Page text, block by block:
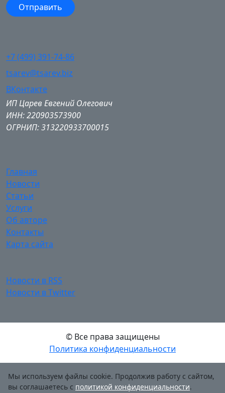
+7 (499) 391-74-86
tsarev@tsarev.biz
ВКонтакте
ИП Царев Евгений Олегович
ИНН: 220903573900
ОГРНИП: 313220933700015
Главная
Новости
Статьи
Услуги
Об авторе
Контакты
Карта сайта
Новости в RSS
Новости в Twitter
© Все права защищены
Политика конфиденциальности
Мы используем файлы cookie. Продолжив работу с сайтом,
вы соглашаетесь с политикой конфиденциальности.